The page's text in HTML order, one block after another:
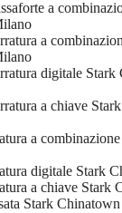
a
​a
​digitale Stark
​a chiave
​a
​digitale Stark
​a chiave Stark
Stark